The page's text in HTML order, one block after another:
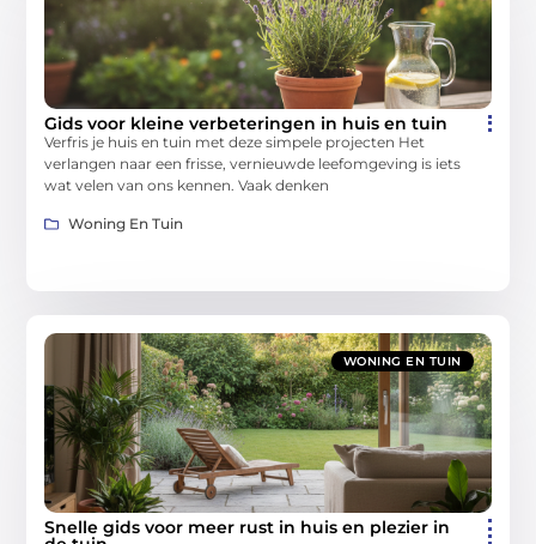
Gids voor kleine verbeteringen in huis en tuin
Verfris je huis en tuin met deze simpele projecten Het
verlangen naar een frisse, vernieuwde leefomgeving is iets
wat velen van ons kennen. Vaak denken
Woning En Tuin
WONING EN TUIN
Snelle gids voor meer rust in huis en plezier in